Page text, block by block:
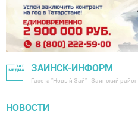
ЗАИНСК-ИНФОРМ
Газета "Новый Зай" - Заинский район
НОВОСТИ